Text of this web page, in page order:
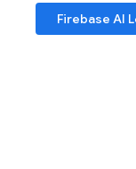
Firebase AI